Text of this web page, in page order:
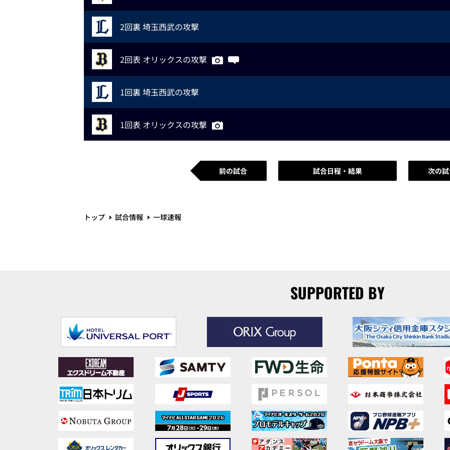
2回裏 埼玉西武の攻撃
2回表 オリックスの攻撃
1回裏 埼玉西武の攻撃
1回表 オリックスの攻撃
前の試合 試合日程・結果 次の
トップ 試合情報 一球速報
SUPPORTED BY